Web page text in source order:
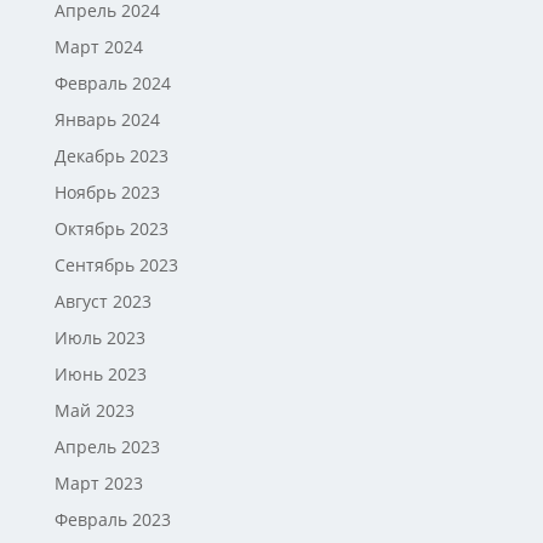
Апрель 2024
Март 2024
Февраль 2024
Январь 2024
Декабрь 2023
Ноябрь 2023
Октябрь 2023
Сентябрь 2023
Август 2023
Июль 2023
Июнь 2023
Май 2023
Апрель 2023
Март 2023
Февраль 2023